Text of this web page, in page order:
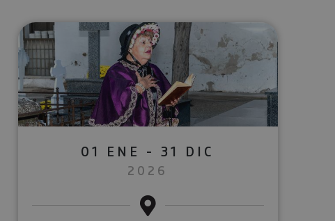
electrónico
WhatsApp
01 ENE - 31 DIC
2026